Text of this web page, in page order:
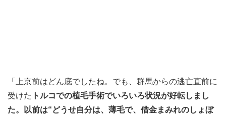
「上京前はどん底でしたね。でも、群馬からの逃亡直前に
受けた トルコでの植毛手術でいろいろ状況が好転しまし
た。以前は“どうせ自分は、薄毛で、借金まみれのしょぼ